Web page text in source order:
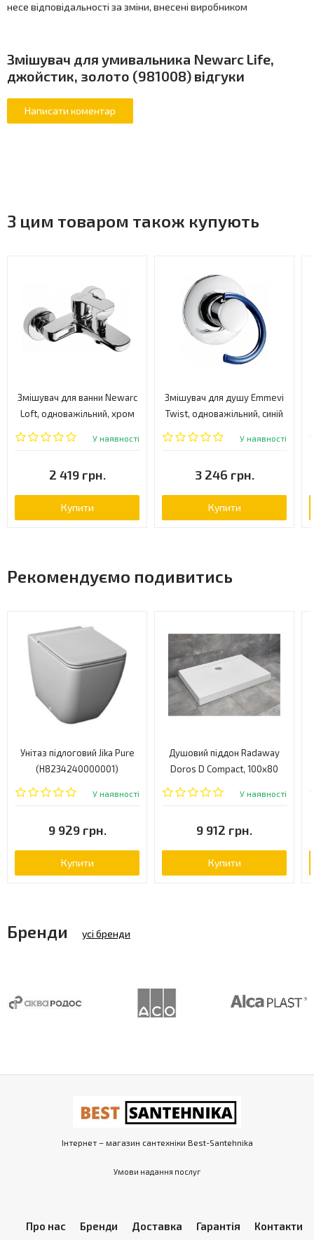
несе відповідальності за зміни, внесені виробником
Змішувач для умивальника Newarc Life,
джойстик, золото (981008) відгуки
З цим товаром також купують
Змішувач для ванни Newarc
Loft, одноважільний, хром
(921511)
У наявності
2 419 грн.
Купити
Змішувач для душу Emmevi
Twist, одноважільний, синій
(CBL6609)
У наявності
3 246 грн.
Купити
Рекомендуємо подивитись
Унітаз підлоговий Jika Pure
(H8234240000001)
У наявності
9 929 грн.
Купити
Душовий піддон Radaway
Doros D Compact, 100x80
(SDRD1080-05)
У наявності
9 912 грн.
Купити
Бренди усі бренди
Інтернет – магазин сантехніки Best-Santehnika
Умови надання послуг
Про нас Бренди Доставка Гарантія Контакти